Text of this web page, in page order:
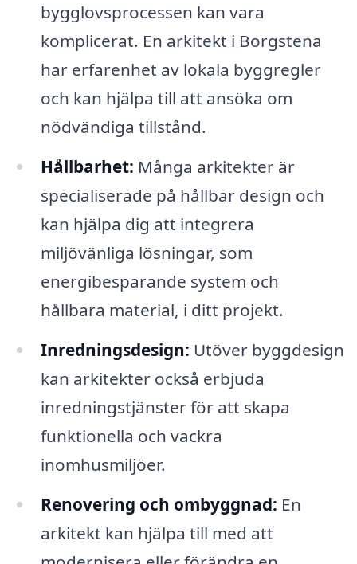
bygglovsprocessen kan vara
komplicerat. En arkitekt i Borgstena
har erfarenhet av lokala byggregler
och kan hjälpa till att ansöka om
nödvändiga tillstånd.
Hållbarhet: Många arkitekter är
specialiserade på hållbar design och
kan hjälpa dig att integrera
miljövänliga lösningar, som
energibesparande system och
hållbara material, i ditt projekt.
Inredningsdesign: Utöver byggdesign
kan arkitekter också erbjuda
inredningstjänster för att skapa
funktionella och vackra
inomhusmiljöer.
Renovering och ombyggnad: En
arkitekt kan hjälpa till med att